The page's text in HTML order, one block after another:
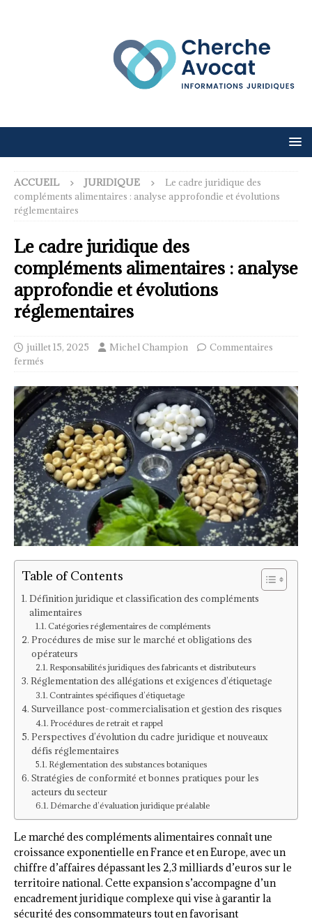
ACCUEIL JURIDIQUE
Le cadre juridique des
compléments alimentaires : analyse approfondie et évolutions
réglementaires
Le cadre juridique des
compléments alimentaires : analyse
approfondie et évolutions
réglementaires
juillet 15, 2025 Michel Champion
Commentaires
fermés
Table of Contents
Définition juridique et classification des compléments
alimentaires
Catégories réglementaires de compléments
Procédures de mise sur le marché et obligations des
opérateurs
Responsabilités juridiques des fabricants et distributeurs
Réglementation des allégations et exigences d’étiquetage
Contraintes spécifiques d’étiquetage
Surveillance post-commercialisation et gestion des risques
Procédures de retrait et rappel
Perspectives d’évolution du cadre juridique et nouveaux
défis réglementaires
Réglementation des substances botaniques
Stratégies de conformité et bonnes pratiques pour les
acteurs du secteur
Démarche d’évaluation juridique préalable
Le marché des compléments alimentaires connaît une
croissance exponentielle en France et en Europe, avec un
chiffre d’affaires dépassant les 2,3 milliards d’euros sur le
territoire national. Cette expansion s’accompagne d’un
encadrement juridique complexe qui vise à garantir la
sécurité des consommateurs tout en favorisant